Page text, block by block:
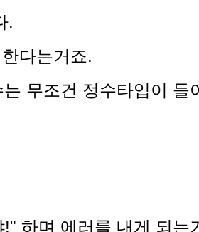
.
다는거죠.
무조건 정수타입이 들
!" 하며 에러를 내게 되는